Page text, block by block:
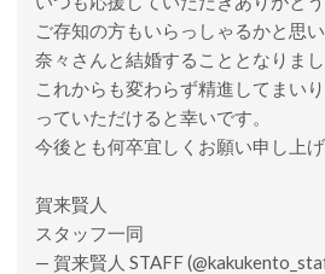
ご存知の方もいらっしゃるかと思
奈々さんと結婚することとなりまし
これからも変わらず精進してまい
っていただけると幸いです。
今後とも何卒宜しくお願い申し上げ
賀来賢人
スタッフ一同
— 賀来賢人 STAFF